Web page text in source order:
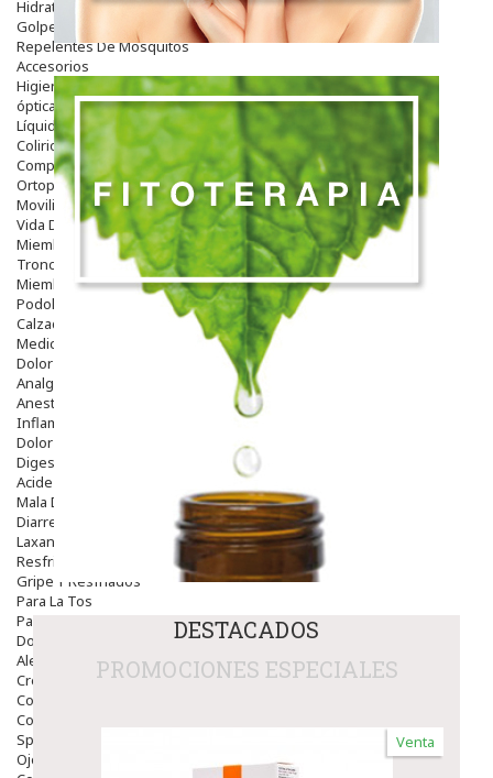
Hidratantes
Golpes Y Hematomas
Repelentes De Mosquitos
Accesorios
Higiene
óptica
Líquidos Lentillas
Colirios
Complementos Alimentarios.
Ortopedia - Accesorios
Movilidad
Vida Diaria
Miembro Superior
Tronco
Miembro Inferior
Podología
Calzado
Medicamentos
Dolor E Inflamación
Analgésicos
Anestésicos
Inflamación Articulaciones
Dolor Muscular / Articular
Digestivo
Acidez, Gases Y Ardores
Mala Digestion
Diarrea / Estreñimiento / Vómitos
Laxantes
Resfriados
Gripe Y Resfriados
Para La Tos
Para Descongestionar La Nariz
Dolor De Garganta
Alergias Y Picaduras
Cremas
Comprimidos
Colirios
Sprays
Ojos Y Oidos
DESTACADOS
PROMOCIONES ESPECIALES
Venta